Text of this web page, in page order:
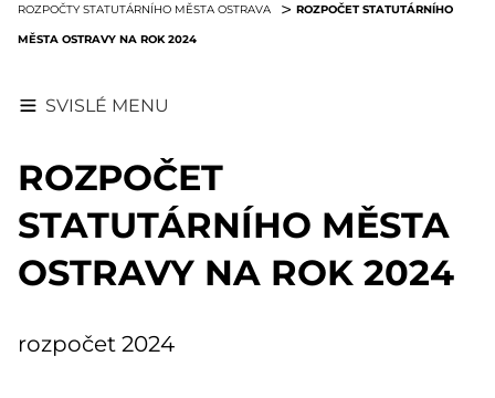
ROZPOČTY STATUTÁRNÍHO MĚSTA OSTRAVA
ROZPOČET STATUTÁRNÍHO
MĚSTA OSTRAVY NA ROK 2024
SVISLÉ MENU
ROZPOČET
STATUTÁRNÍHO MĚSTA
OSTRAVY NA ROK 2024
rozpočet 2024